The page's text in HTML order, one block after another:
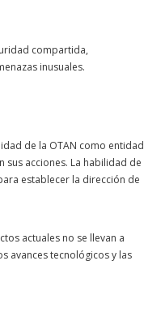
compartida,
inusuales.
de la OTAN como entidad
acciones. La habilidad de
establecer la dirección de
actuales no se llevan a
avances tecnológicos y las